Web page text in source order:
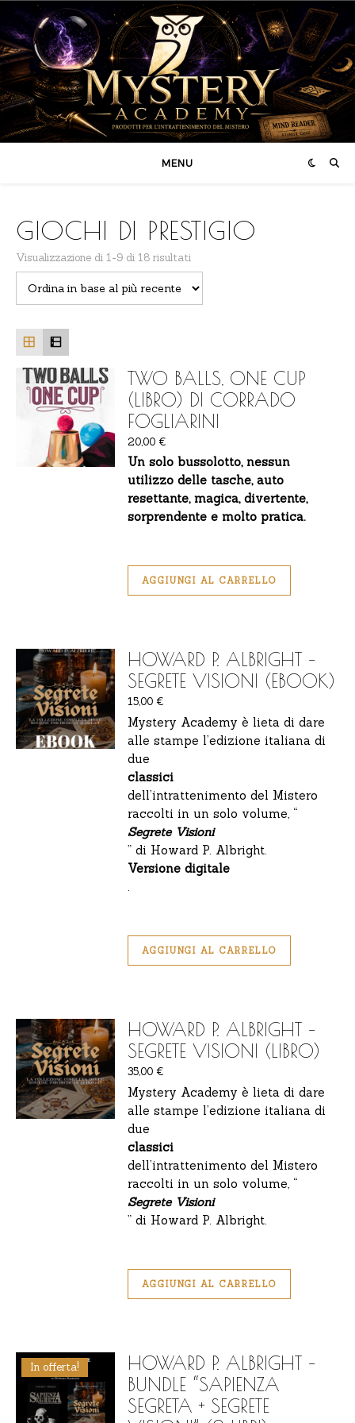
MENU
GIOCHI DI PRESTIGIO
Visualizzazione di 1-9 di 18 risultati
TWO BALLS, ONE CUP
(LIBRO) DI CORRADO
FOGLIARINI
20,00€
Un solo bussolotto, nessun
utilizzo delle tasche, auto
resettante, magica, divertente,
sorprendente e molto pratica.
AGGIUNGI AL CARRELLO
HOWARD P. ALBRIGHT –
SEGRETE VISIONI (EBOOK)
15,00€
Mystery Academy è lieta di dare
alle stampe l’edizione italiana di
due
classici
dell’intrattenimento del Mistero
raccolti in un solo volume, “
Segrete Visioni
” di Howard P. Albright.
Versione digitale
.
AGGIUNGI AL CARRELLO
HOWARD P. ALBRIGHT –
SEGRETE VISIONI (LIBRO)
35,00€
Mystery Academy è lieta di dare
alle stampe l’edizione italiana di
due
classici
dell’intrattenimento del Mistero
raccolti in un solo volume, “
Segrete Visioni
” di Howard P. Albright.
AGGIUNGI AL CARRELLO
In offerta!
HOWARD P. ALBRIGHT –
BUNDLE “SAPIENZA
SEGRETA + SEGRETE